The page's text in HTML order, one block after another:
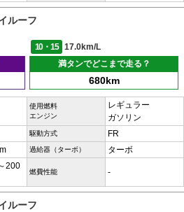
ルーフ
10・15
17.0km/L
満タンでどこまで走る？
680km
使用燃料
エンジン
レギュラー
ガソリン
駆動方式 FR
過給器（ターボ） ターボ
200
燃費性能 -
ルーフ